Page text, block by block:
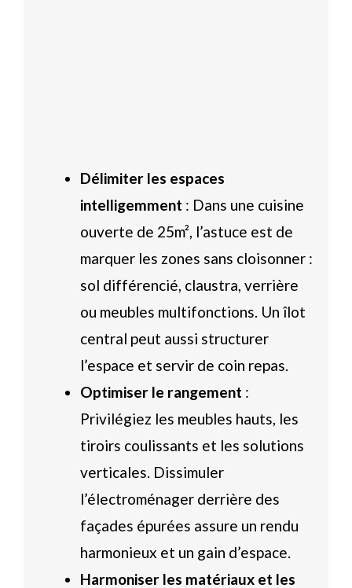
Délimiter les espaces
intelligemment : Dans une cuisine
ouverte de 25m², l’astuce est de
marquer les zones sans cloisonner :
sol différencié, claustra, verrière
ou meubles multifonctions. Un îlot
central peut aussi structurer
l’espace et servir de coin repas.
Optimiser le rangement :
Privilégiez les meubles hauts, les
tiroirs coulissants et les solutions
verticales. Dissimuler
l’électroménager derrière des
façades épurées assure un rendu
harmonieux et un gain d’espace.
Harmoniser les matériaux et les